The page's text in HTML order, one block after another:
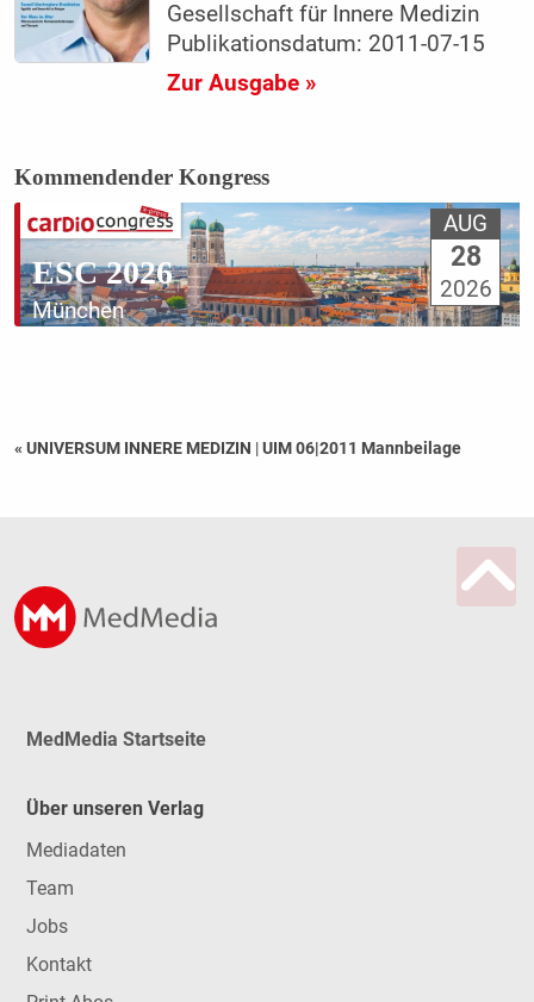
Gesellschaft für Innere Medizin
Publikationsdatum: 2011-07-15
Zur Ausgabe »
Kommendender Kongress
ESC 2026
München
AUG
28
2026
« UNIVERSUM INNERE MEDIZIN |UIM 06|2011 Mannbeilage
MedMedia Startseite
Über unseren Verlag
Mediadaten
Team
Jobs
Kontakt